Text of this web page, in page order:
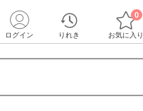
ログイン りれき お気に入り
0